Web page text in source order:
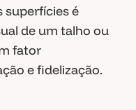
superfícies é
de um talho ou
fator
e fidelização.